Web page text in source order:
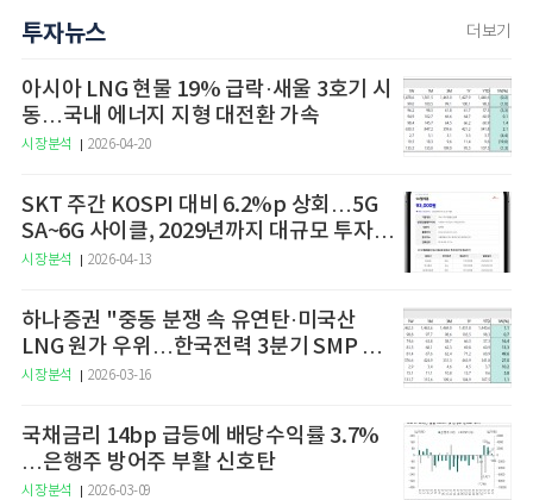
투자뉴스 더보기
아시아 LNG 현물 19% 급락·새울 3호기 시
동…국내 에너지 지형 대전환 가속
시장분석 2026-04-20
SKT 주간 KOSPI 대비 6.2%p 상회…5G
SA~6G 사이클, 2029년까지 대규모 투자
예고
시장분석 2026-04-13
하나증권 "중동 분쟁 속 유연탄·미국산
LNG 원가 우위…한국전력 3분기 SMP 상
승 전망"
시장분석 2026-03-16
국채금리 14bp 급등에 배당수익률 3.7%
…은행주 방어주 부활 신호탄
시장분석 2026-03-09